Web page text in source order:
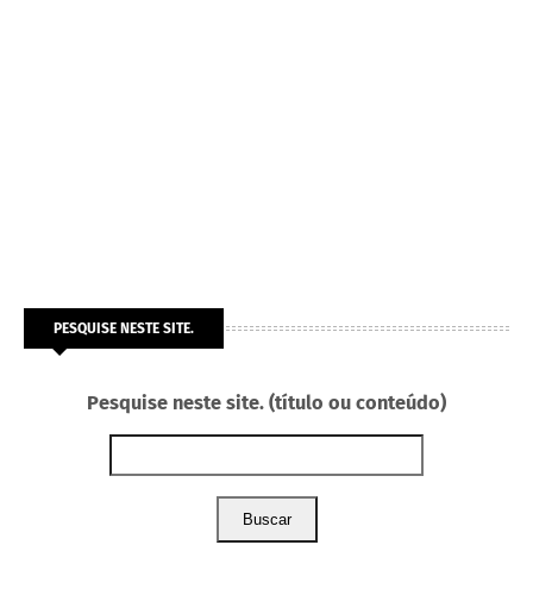
PESQUISE NESTE SITE.
Pesquise neste site. (título ou conteúdo)
Buscar